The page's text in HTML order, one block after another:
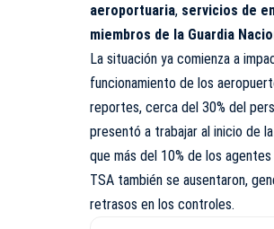
aeroportuaria, servicios de
miembros de la Guardia
La situación ya comienza a
funcionamiento de los
reportes, cerca del 30% del
presentó a trabajar al inicio de
que más del 10% de los
TSA también se ausentaron,
retrasos en los controles.